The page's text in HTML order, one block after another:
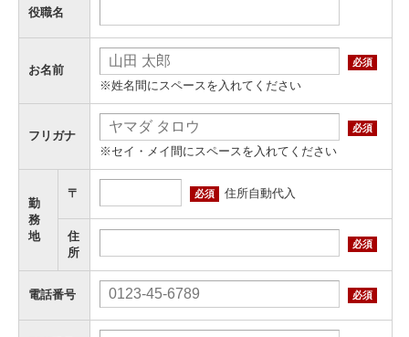
役職名
お名前
必須
※姓名間にスペースを入れてください
フリガナ
必須
※セイ・メイ間にスペースを入れてください
勤
務
地
〒 必須 住所自動代入
住
所
必須
電話番号 必須